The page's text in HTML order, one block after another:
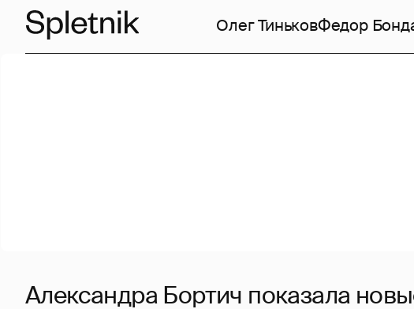
Олег ТиньковФедор
Александра Бортич показала